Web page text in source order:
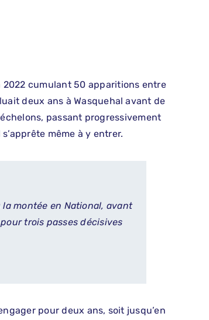
2022 cumulant 50 apparitions entre
deux ans à Wasquehal avant de
passant progressivement
même à y entrer.
la montée en National, avant
trois passes décisives
pour deux ans, soit jusqu’en